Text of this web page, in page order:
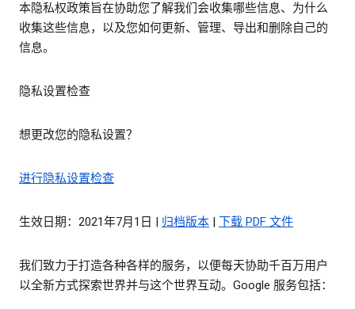
本隐私权政策旨在协助您了解我们会收集哪些信息、为什么
收集这些信息，以及您如何更新、管理、导出和删除自己的
信息。
隐私设置检查
想更改您的隐私设置？
进行隐私设置检查
生效日期：2021年7月1日 | 归档版本 | 下载 PDF 文件
我们致力于打造各种各样的服务，以便每天协助千百万用户
以全新方式探索世界并与这个世界互动。Google 服务包括：